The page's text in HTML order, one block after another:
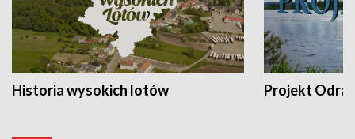
Historia wysokich lotów Projekt Odra